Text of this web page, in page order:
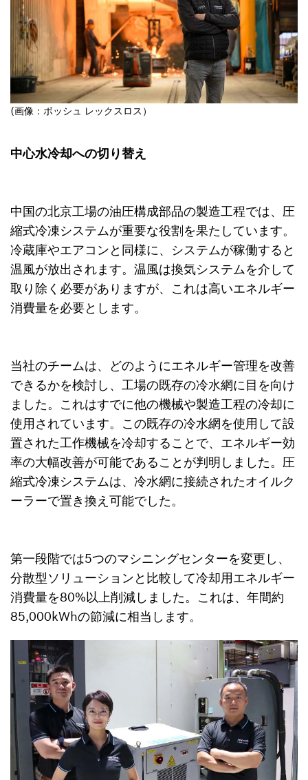
(画像：ボッシュ レックスロス）
中心水冷却への切り替え
中国の北京工場の油圧構成部品の製造工程では、圧
縮式冷凍システムが重要な役割を果たしています。
冷蔵庫やエアコンと同様に、システムが稼働すると
温風が放出されます。温風は換気システムを介して
取り除く必要がありますが、これは高いエネルギー
消費量を必要とします。
当社のチームは、どのようにエネルギー管理を改善
できるかを検討し、工場の既存の冷水網に目を向け
ました。これはすでに他の機械や製造工程の冷却に
使用されています。この既存の冷水網を使用して設
置された工作機械を冷却することで、エネルギー効
率の大幅改善が可能であることが判明しました。圧
縮式冷凍システムは、冷水網に接続されたオイルク
ーラーで置き換え可能でした。
第一段階では5つのマシニングセンターを変更し、
分散型ソリューションと比較して冷却用エネルギー
消費量を80%以上削減しました。これは、年間約
85,000kWhの節減に相当します。